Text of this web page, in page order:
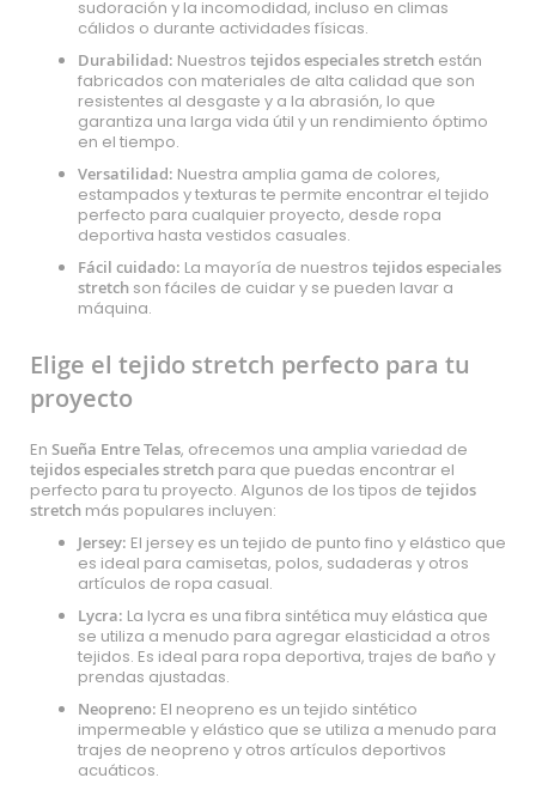
sudoración y la incomodidad, incluso en climas
cálidos o durante actividades físicas.
Durabilidad: Nuestros tejidos especiales stretch están
fabricados con materiales de alta calidad que son
resistentes al desgaste y a la abrasión, lo que
garantiza una larga vida útil y un rendimiento óptimo
en el tiempo.
Versatilidad: Nuestra amplia gama de colores,
estampados y texturas te permite encontrar el tejido
perfecto para cualquier proyecto, desde ropa
deportiva hasta vestidos casuales.
Fácil cuidado: La mayoría de nuestros tejidos especiales
stretch son fáciles de cuidar y se pueden lavar a
máquina.
Elige el tejido stretch perfecto para tu
proyecto
En Sueña Entre Telas, ofrecemos una amplia variedad de
tejidos especiales stretch para que puedas encontrar el
perfecto para tu proyecto. Algunos de los tipos de tejidos
stretch más populares incluyen:
Jersey: El jersey es un tejido de punto fino y elástico que
es ideal para camisetas, polos, sudaderas y otros
artículos de ropa casual.
Lycra: La lycra es una fibra sintética muy elástica que
se utiliza a menudo para agregar elasticidad a otros
tejidos. Es ideal para ropa deportiva, trajes de baño y
prendas ajustadas.
Neopreno: El neopreno es un tejido sintético
impermeable y elástico que se utiliza a menudo para
trajes de neopreno y otros artículos deportivos
acuáticos.